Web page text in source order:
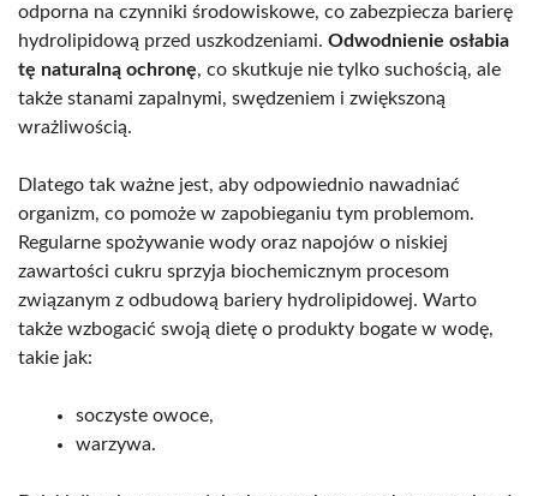
odporna na czynniki środowiskowe, co zabezpiecza barierę
hydrolipidową przed uszkodzeniami. Odwodnienie osłabia
tę naturalną ochronę, co skutkuje nie tylko suchością, ale
także stanami zapalnymi, swędzeniem i zwiększoną
wrażliwością.
Dlatego tak ważne jest, aby odpowiednio nawadniać
organizm, co pomoże w zapobieganiu tym problemom.
Regularne spożywanie wody oraz napojów o niskiej
zawartości cukru sprzyja biochemicznym procesom
związanym z odbudową bariery hydrolipidowej. Warto
także wzbogacić swoją dietę o produkty bogate w wodę,
takie jak:
soczyste owoce,
warzywa.